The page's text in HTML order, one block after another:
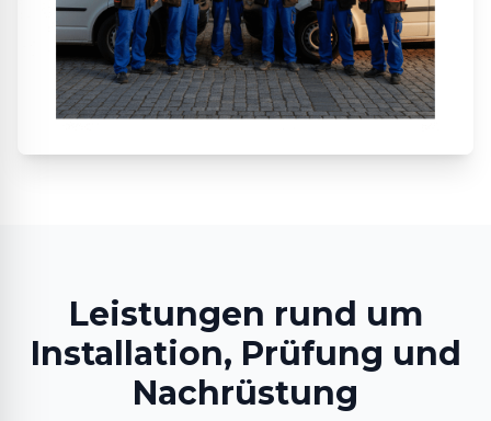
Leistungen rund um
Installation, Prüfung und
Nachrüstung